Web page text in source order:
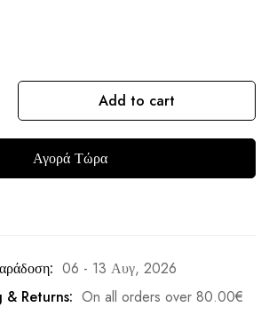
Add to cart
Αγορά Τώρα
06 - 13 Αυγ, 2026
& Returns: On all orders over 80.00€